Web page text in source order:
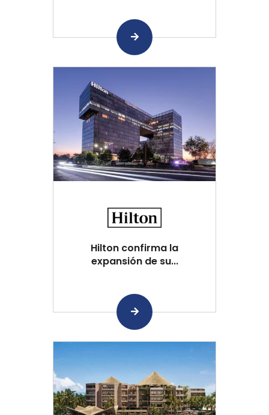
Hilton confirma la
expansión de su...